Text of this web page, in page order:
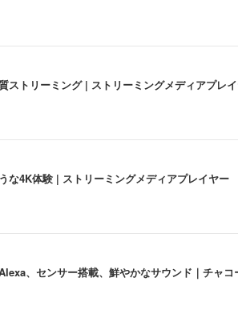
トリーミング | ストリーミングメディアプレ
4K体験 | ストリーミングメディアプレイヤー
、センサー搭載、鮮やかなサウンド｜チャコ